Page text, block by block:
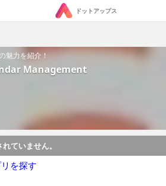
ドットアップス
魅力を紹介！
Management
ていません。
を探す